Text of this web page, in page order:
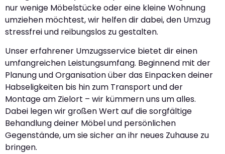
nur wenige Möbelstücke oder eine kleine Wohnung
umziehen möchtest, wir helfen dir dabei, den Umzug
stressfrei und reibungslos zu gestalten.
Unser erfahrener Umzugsservice bietet dir einen
umfangreichen Leistungsumfang. Beginnend mit der
Planung und Organisation über das Einpacken deiner
Habseligkeiten bis hin zum Transport und der
Montage am Zielort – wir kümmern uns um alles.
Dabei legen wir großen Wert auf die sorgfältige
Behandlung deiner Möbel und persönlichen
Gegenstände, um sie sicher an ihr neues Zuhause zu
bringen.